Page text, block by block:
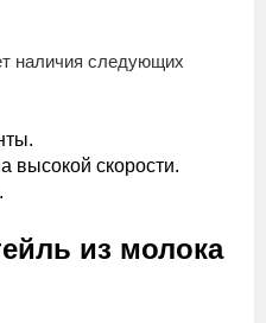
наличия следующих
высокой скорости.
из молока